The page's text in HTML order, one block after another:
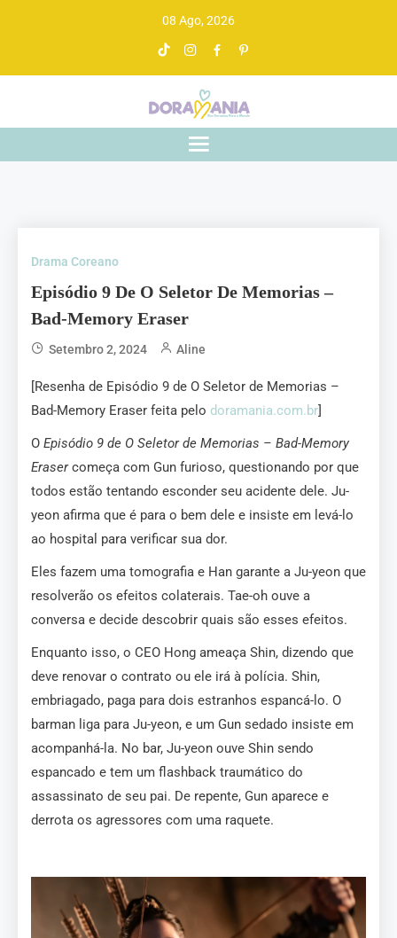
08 Ago, 2026
Doramania
De drama asiático a gente entende
Drama Coreano
Episódio 9 De O Seletor De Memorias –
Bad-Memory Eraser
Setembro 2, 2024 Aline
[Resenha de Episódio 9 de O Seletor de Memorias –
Bad-Memory Eraser feita pelo doramania.com.br]
O Episódio 9 de O Seletor de Memorias – Bad-Memory
Erasercomeça com Gun furioso, questionando por que
todos estão tentando esconder seu acidente dele. Ju-
yeon afirma que é para o bem dele e insiste em levá-lo
ao hospital para verificar sua dor.
Eles fazem uma tomografia e Han garante a Ju-yeon que
resolverão os efeitos colaterais. Tae-oh ouve a
conversa e decide descobrir quais são esses efeitos.
Enquanto isso, o CEO Hong ameaça Shin, dizendo que
deve renovar o contrato ou ele irá à polícia. Shin,
embriagado, paga para dois estranhos espancá-lo. O
barman liga para Ju-yeon, e um Gun sedado insiste em
acompanhá-la. No bar, Ju-yeon ouve Shin sendo
espancado e tem um flashback traumático do
assassinato de seu pai. De repente, Gun aparece e
derrota os agressores com uma raquete.